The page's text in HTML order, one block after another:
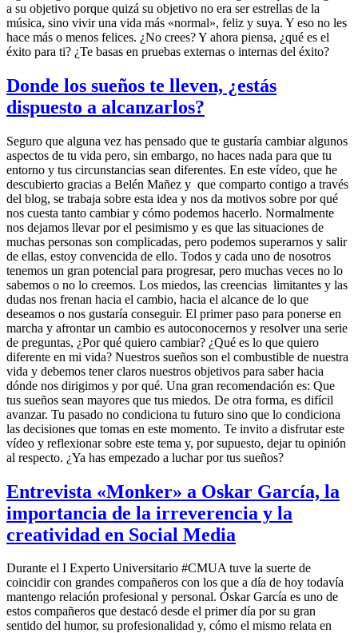
a su objetivo porque quizá su objetivo no era ser estrellas de la
música, sino vivir una vida más «normal», feliz y suya. Y eso no les
hace más o menos felices. ¿No crees? Y ahora piensa, ¿qué es el
éxito para ti? ¿Te basas en pruebas externas o internas del éxito?
Donde los sueños te lleven, ¿estás
dispuesto a alcanzarlos?
Seguro que alguna vez has pensado que te gustaría cambiar algunos
aspectos de tu vida pero, sin embargo, no haces nada para que tu
entorno y tus circunstancias sean diferentes. En este vídeo, que he
descubierto gracias a Belén Mañez y que comparto contigo a través
del blog, se trabaja sobre esta idea y nos da motivos sobre por qué
nos cuesta tanto cambiar y cómo podemos hacerlo. Normalmente
nos dejamos llevar por el pesimismo y es que las situaciones de
muchas personas son complicadas, pero podemos superarnos y salir
de ellas, estoy convencida de ello. Todos y cada uno de nosotros
tenemos un gran potencial para progresar, pero muchas veces no lo
sabemos o no lo creemos. Los miedos, las creencias limitantes y las
dudas nos frenan hacia el cambio, hacia el alcance de lo que
deseamos o nos gustaría conseguir. El primer paso para ponerse en
marcha y afrontar un cambio es autoconocernos y resolver una serie
de preguntas, ¿Por qué quiero cambiar? ¿Qué es lo que quiero
diferente en mi vida? Nuestros sueños son el combustible de nuestra
vida y debemos tener claros nuestros objetivos para saber hacia
dónde nos dirigimos y por qué. Una gran recomendación es: Que
tus sueños sean mayores que tus miedos. De otra forma, es difícil
avanzar. Tu pasado no condiciona tu futuro sino que lo condiciona
las decisiones que tomas en este momento. Te invito a disfrutar este
vídeo y reflexionar sobre este tema y, por supuesto, dejar tu opinión
al respecto. ¿Ya has empezado a luchar por tus sueños?
Entrevista «Monker» a Oskar García, la
importancia de la irreverencia y la
creatividad en Social Media
Durante el I Experto Universitario #CMUA tuve la suerte de
coincidir con grandes compañeros con los que a día de hoy todavía
mantengo relación profesional y personal. Óskar García es uno de
estos compañeros que destacó desde el primer día por su gran
sentido del humor, su profesionalidad y, cómo el mismo relata en